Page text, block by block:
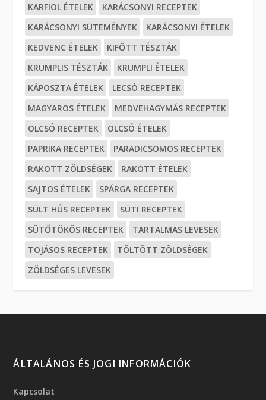
KARFIOL ÉTELEK
KARÁCSONYI RECEPTEK
KARÁCSONYI SÜTEMÉNYEK
KARÁCSONYI ÉTELEK
KEDVENC ÉTELEK
KIFŐTT TÉSZTÁK
KRUMPLIS TÉSZTÁK
KRUMPLI ÉTELEK
KÁPOSZTA ÉTELEK
LECSÓ RECEPTEK
MAGYAROS ÉTELEK
MEDVEHAGYMÁS RECEPTEK
OLCSÓ RECEPTEK
OLCSÓ ÉTELEK
PAPRIKA RECEPTEK
PARADICSOMOS RECEPTEK
RAKOTT ZÖLDSÉGEK
RAKOTT ÉTELEK
SAJTOS ÉTELEK
SPÁRGA RECEPTEK
SÜLT HÚS RECEPTEK
SÜTI RECEPTEK
SÜTŐTÖKÖS RECEPTEK
TARTALMAS LEVESEK
TOJÁSOS RECEPTEK
TÖLTÖTT ZÖLDSÉGEK
ZÖLDSÉGES LEVESEK
ÁLTALÁNOS ÉS JOGI INFORMÁCIÓK
Kapcsolat